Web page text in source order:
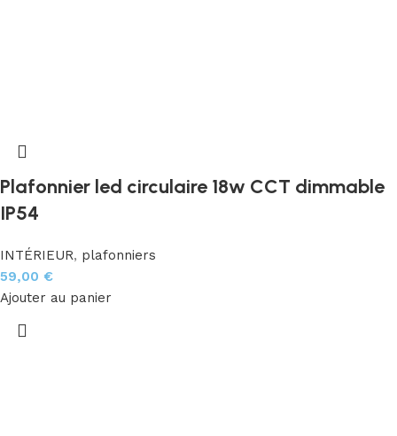
Plafonnier led circulaire 18w CCT dimmable
IP54
INTÉRIEUR, plafonniers
59,00 €
Ajouter au panier